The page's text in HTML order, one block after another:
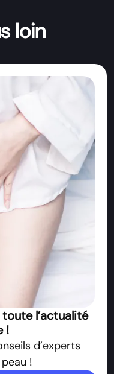
loin
l’actualité
!
d’experts
!